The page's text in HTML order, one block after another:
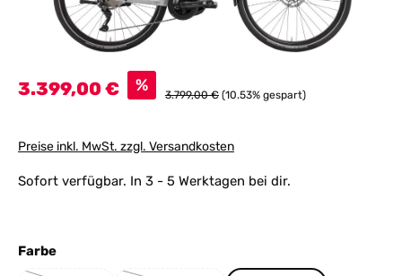
Verkaufspreis:
3.399,00 € % Regulärer Preis:
3.799,00 € (10.53% gespart)
Preise inkl. MwSt. zzgl. Versandkosten
Sofort verfügbar. In 3 - 5 Werktagen bei dir.
Farbeauswählen